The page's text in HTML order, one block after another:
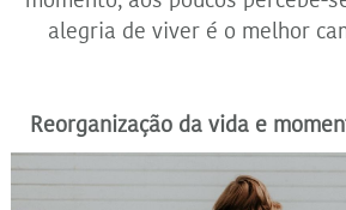
alegria de viver é o melhor
Reorganização da vida e